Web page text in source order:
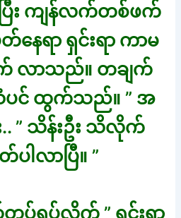
ြီး ကျန်လက်တစ်ဖက်
ရာ ရှင်းရာ ကာမ
လာသည်။ တချက်
င် ထွက်သည်။ ” အ
” သိန်းဦး သိလိုက်
ါလာပြီ။ ”
ပ်ရပ်လိုက် ” ရှင်းရာ